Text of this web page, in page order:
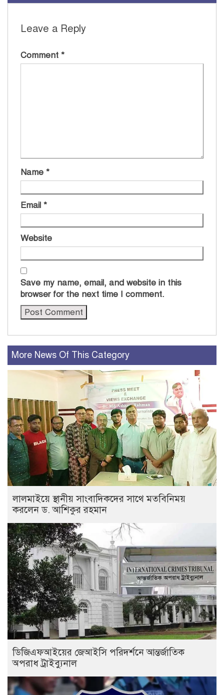
Leave a Reply
Comment *
Name *
Email *
Website
Save my name, email, and website in this
browser for the next time I comment.
More News Of This Category
লালমাইয়ে স্থানীয় সাংবাদিকদের সাথে মতবিনিময়
করলেন ড. আশিকুর রহমান
ডিজিএফআইয়ের জেআইসি পরিদর্শনে আন্তর্জাতিক
অপরাধ ট্রাইব্যুনাল